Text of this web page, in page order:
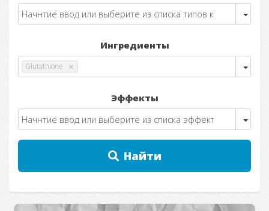
Ингредиенты
Glutathione
Эффекты
Найти